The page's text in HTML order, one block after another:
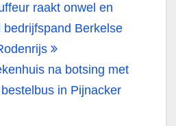
raakt onwel en
bedrijfspand Berkelse
na botsing met
in Pijnacker